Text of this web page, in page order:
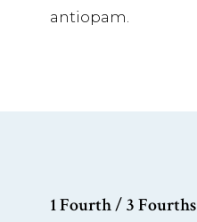
antiopam.
1 Fourth / 3 Fourths